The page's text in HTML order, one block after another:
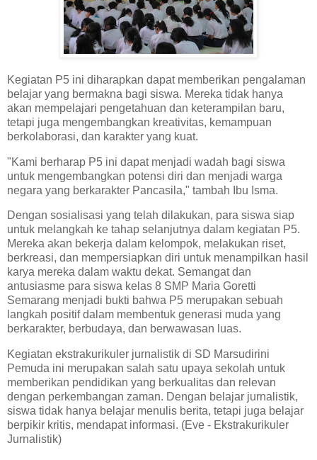
Kegiatan P5 ini diharapkan dapat memberikan pengalaman
belajar yang bermakna bagi siswa. Mereka tidak hanya
akan mempelajari pengetahuan dan keterampilan baru,
tetapi juga mengembangkan kreativitas, kemampuan
berkolaborasi, dan karakter yang kuat.
"Kami berharap P5 ini dapat menjadi wadah bagi siswa
untuk mengembangkan potensi diri dan menjadi warga
negara yang berkarakter Pancasila," tambah Ibu Isma.
Dengan sosialisasi yang telah dilakukan, para siswa siap
untuk melangkah ke tahap selanjutnya dalam kegiatan P5.
Mereka akan bekerja dalam kelompok, melakukan riset,
berkreasi, dan mempersiapkan diri untuk menampilkan hasil
karya mereka dalam waktu dekat. Semangat dan
antusiasme para siswa kelas 8 SMP Maria Goretti
Semarang menjadi bukti bahwa P5 merupakan sebuah
langkah positif dalam membentuk generasi muda yang
berkarakter, berbudaya, dan berwawasan luas.
Kegiatan ekstrakurikuler jurnalistik di SD Marsudirini
Pemuda ini merupakan salah satu upaya sekolah untuk
memberikan pendidikan yang berkualitas dan relevan
dengan perkembangan zaman. Dengan belajar jurnalistik,
siswa tidak hanya belajar menulis berita, tetapi juga belajar
berpikir kritis, mendapat informasi. (Eve - Ekstrakurikuler
Jurnalistik)